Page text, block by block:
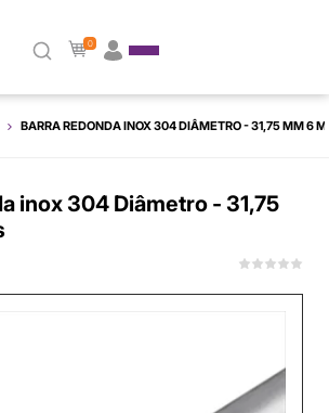
0
BARRA REDONDA INOX 304 DIÂMETRO - 31,75 MM 6
inox 304 Diâmetro - 31,75